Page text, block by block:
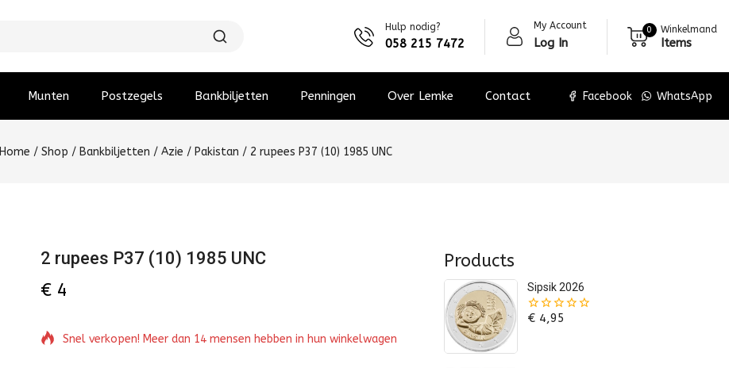
Hulp nodig?
058 215 7472
My Account
Log In
0 Winkelmand
Items
Munten Postzegels Bankbiljetten Penningen Over Lemke Contact Facebook WhatsApp
Home / Shop / Bankbiljetten / Azie / Pakistan / 2 rupees P37 (10) 1985 UNC
Products
Sipsik 2026
0
€ 4,95
2 rupees P37 (10) 1985 UNC
€ 4
Snel verkopen! Meer dan 14 mensen hebben in hun winkelwagen